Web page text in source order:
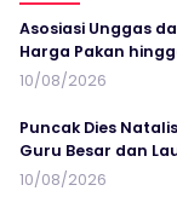
Asosiasi Unggas
Harga Pakan
10/08/2026
Puncak Dies
Guru Besar dan
10/08/2026